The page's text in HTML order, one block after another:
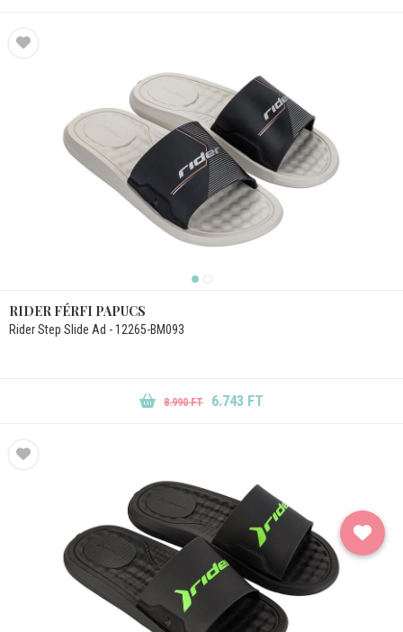
RIDER FÉRFI PAPUCS
Rider Step Slide Ad - 12265-BM093
8.990 FT 6.743 FT